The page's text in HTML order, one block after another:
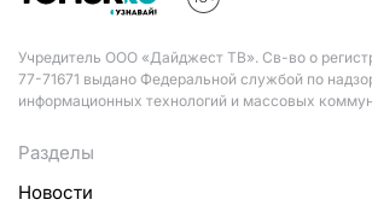
Учредитель ООО «Дайджест ТВ». Св-во о
77-71671 выдано Федеральной службой по
информационных технологий и массовых
Разделы
Новости